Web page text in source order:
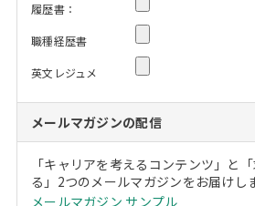
履歴書：
職種経歴書
英文レジュメ
メールマガジンの配信
「キャリアを考えるコンテンツ」と
る」2つのメールマガジンをお届けし
メールマガジン サンプル